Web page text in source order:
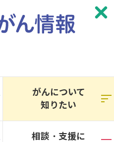
がんについて
知りたい
相談・支援に